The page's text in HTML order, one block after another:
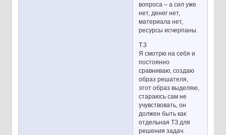
вопроса – а сил уже
нет, денег нет,
материала нет,
ресурсы исчерпаны.
Т.3
Я смотрю на себя и
постоянно
сравниваю, создаю
образ решателя,
этот образ выделяю,
стараюсь сам не
учувствовать, он
должен быть как
отдельная ТЗ для
решения задач.